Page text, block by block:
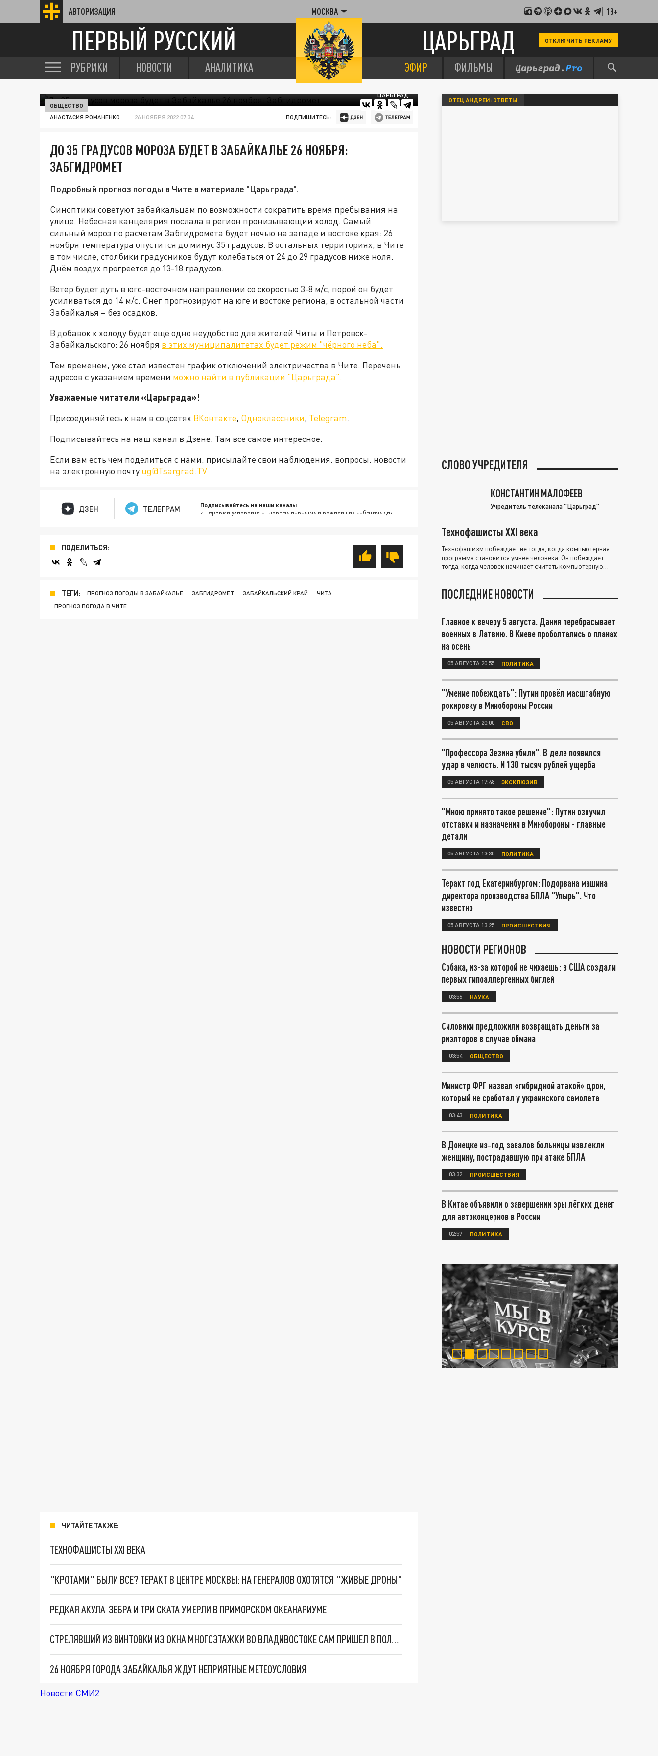
АВТОРИЗАЦИЯ МОСКВА 18+
ПЕРВЫЙ РУССКИЙ ЦАРЬГРАД ОТКЛЮЧИТЬ РЕКЛАМУ
РУБРИКИ НОВОСТИ АНАЛИТИКА ЭФИР ФИЛЬМЫ
ЦАРЬГРАД
ОБЩЕСТВО
АНАСТАСИЯ РОМАНЕНКО 26 НОЯБРЯ 2022 07:34 ПОДПИШИТЕСЬ:
ДО 35 ГРАДУСОВ МОРОЗА БУДЕТ В ЗАБАЙКАЛЬЕ 26 НОЯБРЯ:
ЗАБГИДРОМЕТ
Подробный прогноз погоды в Чите в материале "Царьграда".
Синоптики советуют забайкальцам по возможности сократить время пребывания на
улице. Небесная канцелярия послала в регион пронизывающий холод. Самый
сильный мороз по расчетам Забгидромета будет ночью на западе и востоке края: 26
ноября температура опустится до минус 35 градусов. В остальных территориях, в Чите
в том числе, столбики градусников будут колебаться от 24 до 29 градусов ниже ноля.
Днём воздух прогреется до 13-18 градусов.
Ветер будет дуть в юго-восточном направлении со скоростью 3-8 м/с, порой он будет
усиливаться до 14 м/с. Снег прогнозируют на юге и востоке региона, в остальной части
Забайкалья – без осадков.
В добавок к холоду будет ещё одно неудобство для жителей Читы и Петровск-
Забайкальского: 26 ноября в этих муниципалитетах будет режим "чёрного неба".
Тем временем, уже стал известен график отключений электричества в Чите. Перечень
адресов с указанием времени можно найти в публикации "Царьграда".
Уважаемые читатели «Царьграда»!
Присоединяйтесь к нам в соцсетях ВКонтакте, Одноклассники, Telegram.
Подписывайтесь на наш канал в Дзене. Там все самое интересное.
Если вам есть чем поделиться с нами, присылайте свои наблюдения, вопросы, новости
на электронную почту ug@Tsargrad.TV
ДЗЕН ТЕЛЕГРАМ Подписывайтесь на наши каналы
и первыми узнавайте о главных новостях и важнейших событиях дня.
ПОДЕЛИТЬСЯ:
ТЕГИ: ПРОГНОЗ ПОГОДЫ В ЗАБАЙКАЛЬЕ ЗАБГИДРОМЕТ ЗАБАЙКАЛЬСКИЙ КРАЙ
ЧИТА
ПРОГНОЗ ПОГОДА В ЧИТЕ
ЧИТАЙТЕ ТАКЖЕ:
ТЕХНОФАШИСТЫ XXI ВЕКА
"КРОТАМИ" БЫЛИ ВСЕ? ТЕРАКТ В ЦЕНТРЕ МОСКВЫ: НА ГЕНЕРАЛОВ ОХОТЯТСЯ "ЖИВЫЕ ДРОНЫ"
РЕДКАЯ АКУЛА-ЗЕБРА И ТРИ СКАТА УМЕРЛИ В ПРИМОРСКОМ ОКЕАНАРИУМЕ
СТРЕЛЯВШИЙ ИЗ ВИНТОВКИ ИЗ ОКНА МНОГОЭТАЖКИ ВО ВЛАДИВОСТОКЕ САМ ПРИШЕЛ В ПОЛИЦИЮ
26 НОЯБРЯ ГОРОДА ЗАБАЙКАЛЬЯ ЖДУТ НЕПРИЯТНЫЕ МЕТЕОУСЛОВИЯ
Новости СМИ2
ОТЕЦ АНДРЕЙ: ОТВЕТЫ
СЛОВО УЧРЕДИТЕЛЯ
КОНСТАНТИН МАЛОФЕЕВ
Учредитель телеканала "Царьград"
Технофашисты XXI века
Технофашизм побеждает не тогда, когда компьютерная
программа становится умнее человека. Он побеждает
тогда, когда человек начинает считать компьютерную
ПОСЛЕДНИЕ НОВОСТИ
Главное к вечеру 5 августа. Дания перебрасывает
военных в Латвию. В Киеве проболтались о планах
на осень
05 АВГУСТА 20:55 ПОЛИТИКА
"Умение побеждать": Путин провёл масштабную
рокировку в Минобороны России
05 АВГУСТА 20:00 СВО
"Профессора Зезина убили". В деле появился
удар в челюсть. И 130 тысяч рублей ущерба
05 АВГУСТА 17:48 ЭКСКЛЮЗИВ
"Мною принято такое решение": Путин озвучил
отставки и назначения в Минобороны - главные
детали
05 АВГУСТА 13:30 ПОЛИТИКА
Теракт под Екатеринбургом: Подорвана машина
директора производства БПЛА "Упырь". Что
известно
05 АВГУСТА 13:25 ПРОИСШЕСТВИЯ
НОВОСТИ РЕГИОНОВ
Собака, из-за которой не чихаешь: в США создали
первых гипоаллергенных биглей
03:56 НАУКА
Силовики предложили возвращать деньги за
риэлторов в случае обмана
03:54 ОБЩЕСТВО
Министр ФРГ назвал «гибридной атакой» дрон,
который не сработал у украинского самолета
03:43 ПОЛИТИКА
В Донецке из‑под завалов больницы извлекли
женщину, пострадавшую при атаке БПЛА
03:32 ПРОИСШЕСТВИЯ
В Китае объявили о завершении эры лёгких денег
для автоконцернов в России
02:57 ПОЛИТИКА